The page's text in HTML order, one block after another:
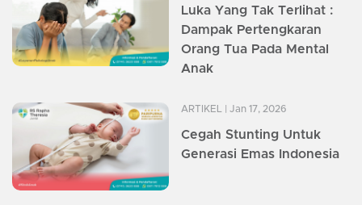
Luka Yang Tak Terlihat :
Dampak Pertengkaran
Orang Tua Pada Mental
Anak
ARTIKEL | Jan 17, 2026
Cegah Stunting Untuk
Generasi Emas Indonesia